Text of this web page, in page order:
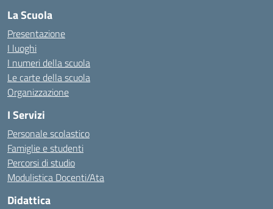
La Scuola
Presentazione
I luoghi
I numeri della scuola
Le carte della scuola
Organizzazione
I Servizi
Personale scolastico
Famiglie e studenti
Percorsi di studio
Modulistica Docenti/Ata
Didattica